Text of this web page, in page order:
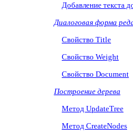
Добавление текста
Диалоговая форма
Свойство Title
Свойство Weight
Свойство Document
Построение дерева
Метод UpdateTree
Метод CreateNodes